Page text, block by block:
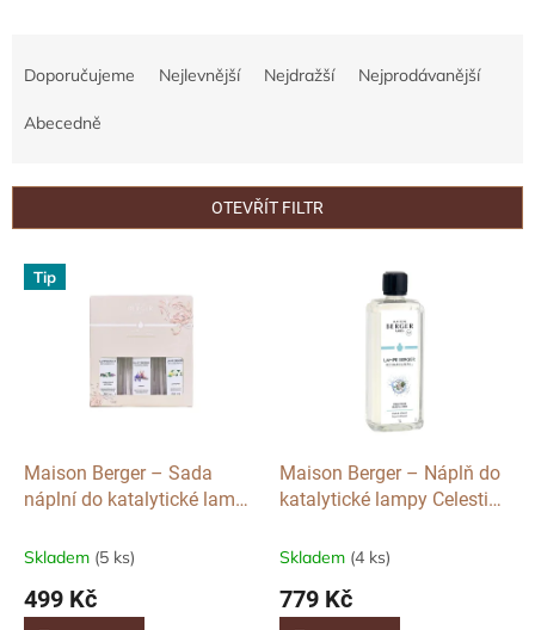
r
Doporučujeme Nejlevnější Nejdražší Nejprodávanější
Abecedně
OTEVŘÍT FILTR
V Tip
Maison Berger – Sada
náplní do katalytické lampy
Liliflora, Lady Flower),
Skladem (5 ks)
499 Kč
Maison Berger – Náplň do
katalytické lampy Celestial
1 l
Skladem (4 ks)
779 Kč